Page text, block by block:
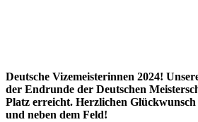
Deutsche Vizemeisterinnen 2024!
der Endrunde der Deutschen
Platz erreicht. Herzlichen
und neben dem Feld!